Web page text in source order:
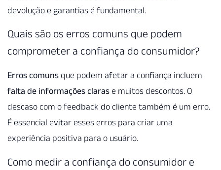
devolução e garantias é fundamental.
Quais são os erros comuns que podem
comprometer a confiança do consumidor?
Erros comuns que podem afetar a confiança incluem
falta de informações claras e muitos descontos. O
descaso com o feedback do cliente também é um erro.
É essencial evitar esses erros para criar uma
experiência positiva para o usuário.
Como medir a confiança do consumidor e